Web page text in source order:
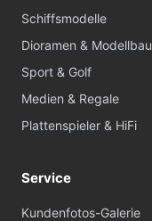
Schiffsmodelle
Dioramen & Modellbau
Sport & Golf
Medien & Regale
Plattenspieler & HiFi
Service
Kundenfotos-Galerie